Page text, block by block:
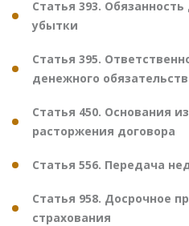
Статья 393.
убытки
Статья 395.
денежного
Статья 450. Основания
расторжения договора
Статья 556. Передача
Статья 958. Досрочное
страхования